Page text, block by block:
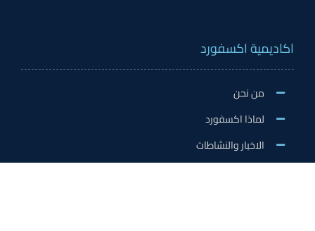
اكاديمية اكسفورد
من نحن
لماذا اكسفورد
الاخبار والنشاطات